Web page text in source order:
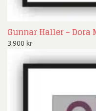
Gunnar Haller –
3.900 kr